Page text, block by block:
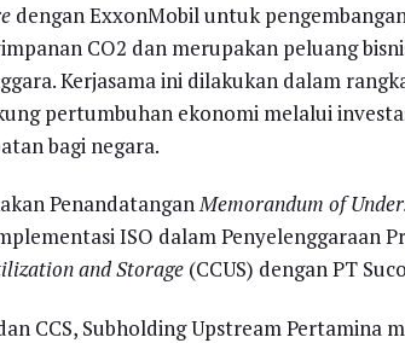
dengan ExxonMobil untuk
CO2 dan merupakan peluang
Kerjasama ini dilakukan dalam
pertumbuhan ekonomi melalui
bagi negara.
PenandatanganMemorandum of
ISO dalam Penyelenggaraan
and Storage (CCUS) dengan PT
CCS, Subholding Upstream Pertamina